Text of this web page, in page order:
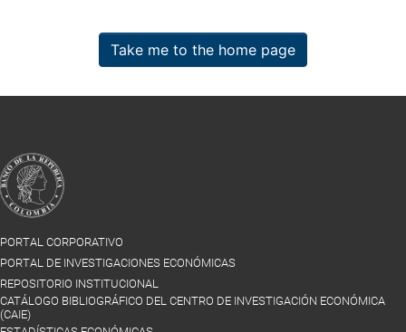
Take me to the home page
PORTAL CORPORATIVO
PORTAL DE INVESTIGACIONES ECONÓMICAS
REPOSITORIO INSTITUCIONAL
CATÁLOGO BIBLIOGRÁFICO DEL CENTRO DE INVESTIGACIÓN ECONÓMICA
(CAIE)